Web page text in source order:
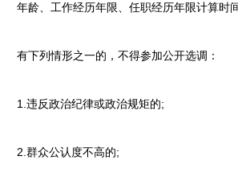
年龄、工作经历年限、任职经历年限计算时
有下列情形之一的，不得参加公开选调：
1.违反政治纪律或政治规矩的;
2.群众公认度不高的;